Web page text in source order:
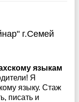
г.Семей
языкам
Я
языку. Стаж
писать и